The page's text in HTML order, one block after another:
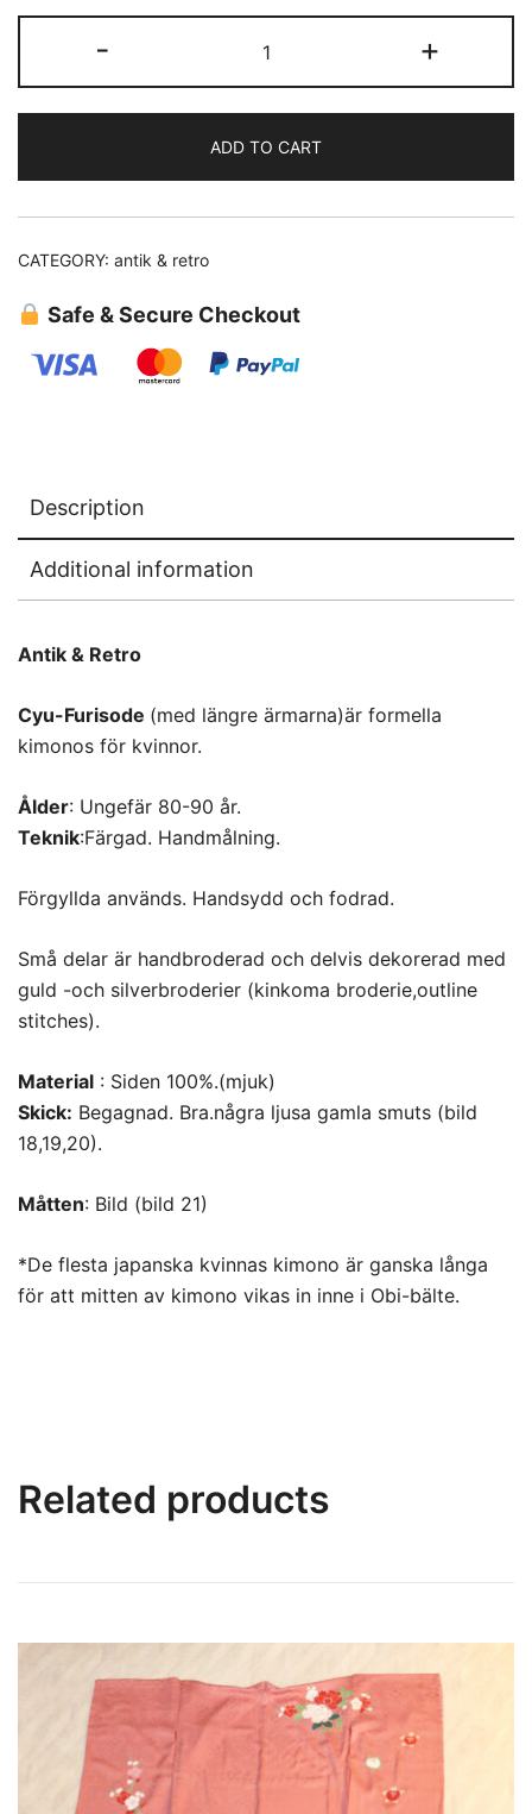
-
Cyu-
Furisode
+
ADD TO CART
CATEGORY: antik & retro
Safe & Secure Checkout
Description
Additional information
Antik & Retro
Cyu-Furisode (med längre ärmarna)är formella
kimonos för kvinnor.
Ålder: Ungefär 80-90 år.
Teknik:Färgad. Handmålning.
Förgyllda används. Handsydd och fodrad.
Små delar är handbroderad och delvis dekorerad med
guld -och silverbroderier (kinkoma broderie,outline
stitches).
Material : Siden 100%.(mjuk)
Skick: Begagnad. Bra.några ljusa gamla smuts (bild
18,19,20).
Måtten: Bild (bild 21)
*De flesta japanska kvinnas kimono är ganska långa
för att mitten av kimono vikas in inne i Obi-bälte.
Related products